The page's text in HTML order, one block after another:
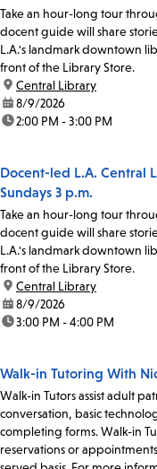
Take an hour-long tour
docent guide will share
L.A.'s landmark downtown
front of the Library Store.
location:
Central Library
date:8/9/2026
time:2:00 PM - 3:00 PM
Docent-led L.A. Central
Sundays 3 p.m.
Take an hour-long tour
docent guide will share
L.A.'s landmark downtown
front of the Library Store.
location:
Central Library
date:8/9/2026
time:3:00 PM - 4:00 PM
Walk-in Tutoring With
Walk-in Tutors assist adult
conversation, basic
completing forms. Walk-in
reservations or